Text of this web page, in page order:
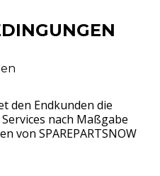
den Endkunden die
nach Maßgabe
von SPAREPARTSNOW